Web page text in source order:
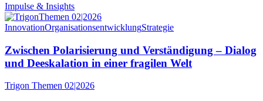
Impulse & Insights
InnovationOrganisationsentwicklungStrategie
Zwischen Polarisierung und Verständigung – Dialog
und Deeskalation in einer fragilen Welt
Trigon Themen 02|2026